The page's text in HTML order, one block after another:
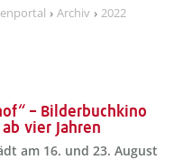
Archiv
2022
– Bilderbuchkino
vier Jahren
am 16. und 23. August